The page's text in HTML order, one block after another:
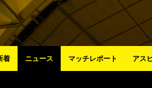
着 ニュース マッチレポート アス